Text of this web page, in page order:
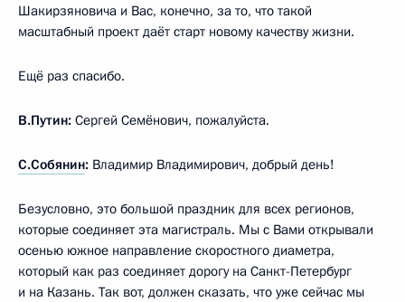
Шакирзяновича и Вас, конечно, за то, что такой
масштабный проект даёт старт новому качеству жизни.
Ещё раз спасибо.
В.Путин: Сергей Семёнович, пожалуйста.
С.Собянин: Владимир Владимирович, добрый день!
Безусловно, это большой праздник для всех регионов,
которые соединяет эта магистраль. Мы с Вами открывали
осенью южное направление скоростного диаметра,
который как раз соединяет дорогу на Санкт-Петербург
и на Казань. Так вот, должен сказать, что уже сейчас мы